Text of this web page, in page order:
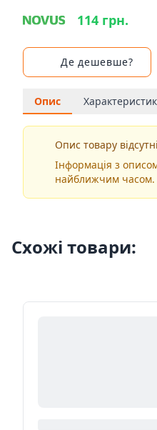
114 грн.
Де дешевше?
Опис
Опис товару
Інформація з
найближчим часом.
Схожі товари: